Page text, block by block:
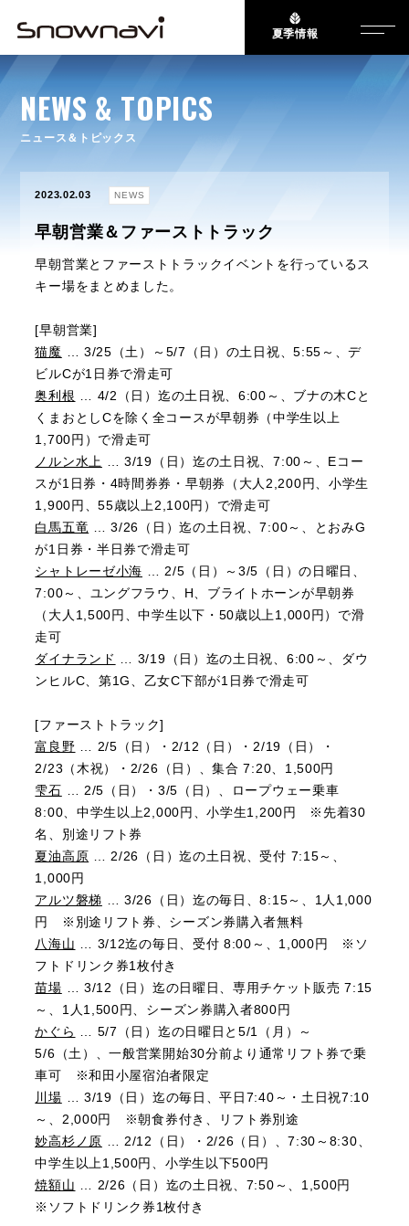
夏季情報
NEWS & TOPICS
ニュース＆トピックス
2023.02.03 NEWS
早朝営業＆ファーストトラック
早朝営業とファーストトラックイベントを行っているス
キー場をまとめました。
[早朝営業]
猫魔
… 3/25（土）～5/7（日）の土日祝、5:55～、デ
ビルCが1日券で滑走可
奥利根 … 4/2（日）迄の土日祝、6:00～、ブナの木Cと
くまおとしCを除く全コースが早朝券（中学生以上
1,700円）で滑走可
ノルン水上
… 3/19（日）迄の土日祝、7:00～、Eコー
スが1日券・4時間券券・早朝券（大人2,200円、小学生
1,900円、55歳以上2,100円）で滑走可
白馬五竜 … 3/26（日）迄の土日祝、7:00～、とおみG
が1日券・半日券で滑走可
シャトレーゼ小海 … 2/5（日）～3/5（日）の日曜日、
7:00～、ユングフラウ、H、ブライトホーンが早朝券
（大人1,500円、中学生以下・50歳以上1,000円）で滑
走可
ダイナランド
… 3/19（日）迄の土日祝、6:00～、ダウ
ンヒルC、第1G、乙女C下部が1日券で滑走可
[ファーストトラック]
富良野 … 2/5（日）・2/12（日）・2/19（日）・
2/23（木祝）・2/26（日）、集合 7:20、1,500円
雫石 … 2/5（日）・3/5（日）、ロープウェー乗車
8:00、中学生以上2,000円、小学生1,200円 ※先着30
名、別途リフト券
夏油高原 … 2/26（日）迄の土日祝、受付 7:15～、
1,000円
アルツ磐梯 … 3/26（日）迄の毎日、8:15～、1人1,000
円 ※別途リフト券、シーズン券購入者無料
八海山 … 3/12迄の毎日、受付 8:00～、1,000円 ※ソ
フトドリンク券1枚付き
苗場 … 3/12（日）迄の日曜日、専用チケット販売 7:15
～、1人1,500円、シーズン券購入者800円
かぐら
… 5/7（日）迄の日曜日と5/1（月）～
5/6（土）、一般営業開始30分前より通常リフト券で乗
車可 ※和田小屋宿泊者限定
川場 … 3/19（日）迄の毎日、平日7:40～・土日祝7:10
～、2,000円 ※朝食券付き、リフト券別途
妙高杉ノ原 … 2/12（日）・2/26（日）、7:30～8:30、
中学生以上1,500円、小学生以下500円
焼額山 … 2/26（日）迄の土日祝、7:50～、1,500円
※ソフトドリンク券1枚付き